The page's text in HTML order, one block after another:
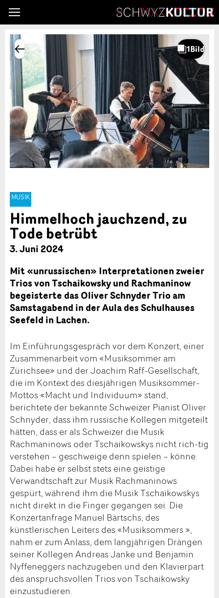
MUSIK
Himmelhoch jauchzend, zu
Tode betrübt
3. Juni 2024
Mit «unrussischen» Interpretationen zweier
Trios von Tschaikowsky und Rachmaninow
begeisterte das Oliver Schnyder Trio am
Samstagabend in der Aula des Schulhauses
Seefeld in Lachen.
Im Einführungsgespräch vor dem Konzert, einer
Zusammenarbeit vom «Musiksommer am
Zürichsee» und der Joachim Raff-Gesellschaft,
die im Kontext des diesjährigen Musiksommer-
Mottos «Macht und Individuum» stand,
berichtete der bekannte Schweizer Pianist Oliver
Schnyder, dass ihm russische Kollegen mitgeteilt
hätten, dass er als Schweizer die Musik
Rachmaninows oder Tschaikowskys nicht rich-tig
verstehen – geschweige denn spielen – könne.
Dabei habe er selbst stets eine geistige
Verwandtschaft zur Musik Rachmaninows
gespürt, während ihm die Musik Tschaikowskys
nicht direkt in die Finger gegangen sei. Die
Konzertanfrage Manuel Bärtschs, des
künstlerischen Leiters des «Musiksommers »,
nahm er zum Anlass, dem langjährigen Drängen
seiner Kollegen Andreas Janke und Benjamin
Nyffeneggers nachzugeben und den Klavierpart
des anspruchsvollen Trios von Tschaikowsky
einzustudieren.